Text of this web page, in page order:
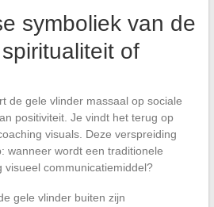
symboliek van de
of
de gele vlinder massaal op sociale
positiviteit. Je vindt het terug op
visuals. Deze verspreiding
wanneer wordt een traditionele
visueel communicatiemiddel?
gele vlinder buiten zijn